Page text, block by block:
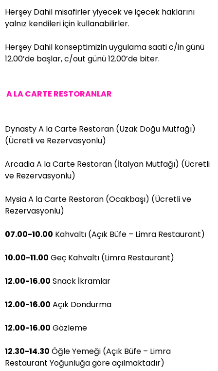
Herşey Dahil misafirler yiyecek ve içecek haklarını
yalnız kendileri için kullanabilirler.
Herşey Dahil konseptimizin uygulama saati c/in günü
12.00’de başlar, c/out günü 12.00’de biter.
A LA CARTE RESTORANLAR
Dynasty A la Carte Restoran (Uzak Doğu Mutfağı)
(Ücretli ve Rezervasyonlu)
Arcadia A la Carte Restoran (İtalyan Mutfağı) (Ücretli
ve Rezervasyonlu)
Mysia A la Carte Restoran (Ocakbaşı) (Ücretli ve
Rezervasyonlu)
07.00-10.00 Kahvaltı (Açık Büfe – Limra Restaurant)
10.00-11.00 Geç Kahvaltı (Limra Restaurant)
12.00-16.00 Snack İkramlar
12.00-16.00 Açık Dondurma
12.00-16.00 Gözleme
12.30-14.30 Öğle Yemeği (Açık Büfe – Limra
Restaurant Yoğunluğa göre açılmaktadır)